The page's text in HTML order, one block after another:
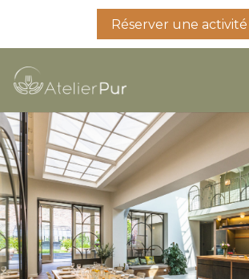
Réserver une activité